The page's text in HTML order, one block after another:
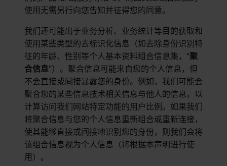
使用无需另行向您告知并征得您的同意。
我们还可能出于业务分析、业务统计等目的获取和
使用某些类型的去标识化信息（如去除身份识别特
征的年龄、性别等个人基本资料组合信息集，“聚
合信息”）。聚合信息可能来自您的个人信息，但
不会直接或间接暴露您的身份。例如，我们可能会
聚合您的某些信息技术相关信息与他人的信息，以
计算访问我们网站特定功能的用户比例。如果我们
将聚合信息与您的个人信息重新组合或重新连接，
使其能够直接或间接地识别您的身份，则我们会将
该组合信息视为个人信息（将根据本声明进行使
用）。